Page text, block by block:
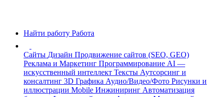
Найти работу Работа
Сайты Дизайн Продвижение сайтов (SEO, GEO)
Реклама и Маркетинг Программирование AI —
искусственный интеллект Тексты Аутсорсинг и
консалтинг 3D Графика Аудио/Видео/Фото Рисунки и
иллюстрации Mobile Инжиниринг Автоматизация